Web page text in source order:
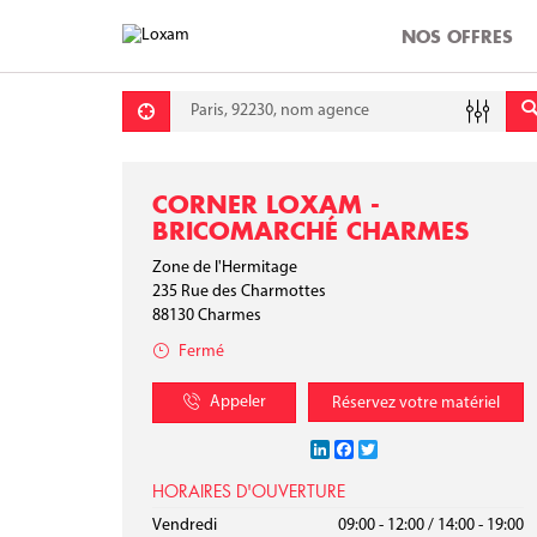
NOS OFFRES
Requête
CORNER LOXAM -
BRICOMARCHÉ CHARMES
Zone de l'Hermitage
235 Rue des Charmottes
88130 Charmes
Fermé
Appeler Réservez votre matériel
LinkedInFacebook
HORAIRES D'OUVERTURE
Lundi 09:00 - 12:00 / 14:00 - 19:00
Mardi 09:00 - 12:00 / 14:00 - 19:00
Mercredi 09:00 - 12:00 / 14:00 - 19:00
Jeudi 09:00 - 12:00 / 14:00 - 19:00
Vendredi 09:00 - 12:00 / 14:00 - 19:00